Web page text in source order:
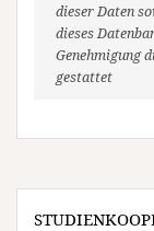
dieser Daten
dieses
Genehmigung
gestattet